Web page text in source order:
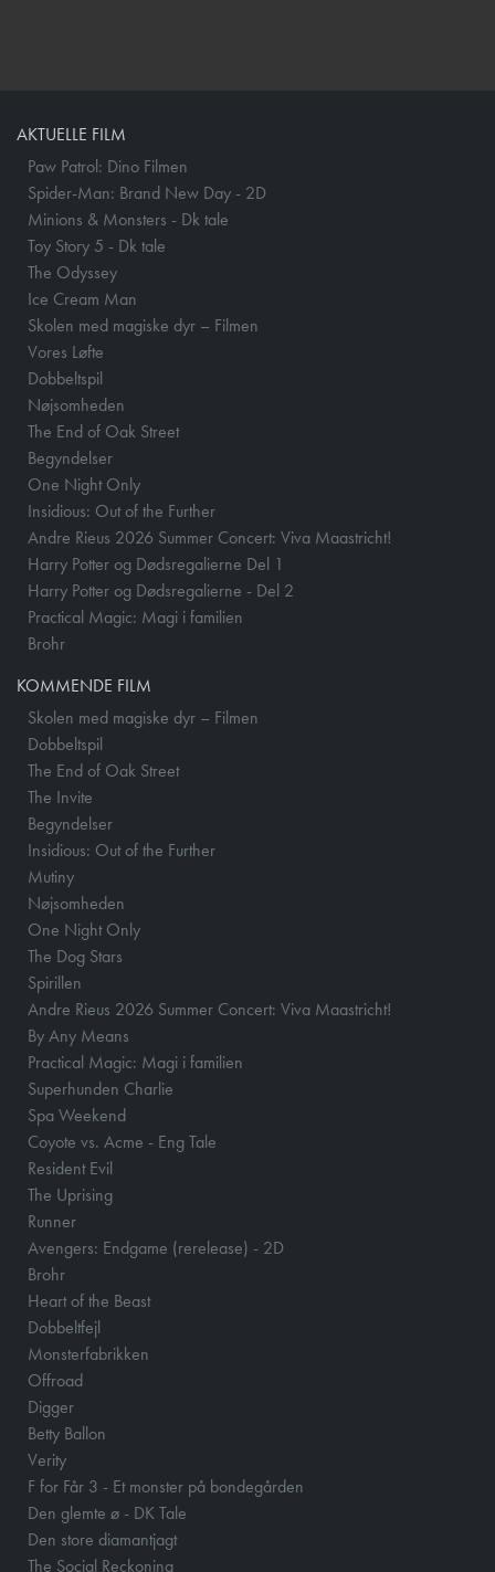
AKTUELLE FILM
Paw Patrol: Dino Filmen
Spider-Man: Brand New Day - 2D
Minions & Monsters - Dk tale
Toy Story 5 - Dk tale
The Odyssey
Ice Cream Man
Skolen med magiske dyr – Filmen
Vores Løfte
Dobbeltspil
Nøjsomheden
The End of Oak Street
Begyndelser
One Night Only
Insidious: Out of the Further
Andre Rieus 2026 Summer Concert: Viva Maastricht!
Harry Potter og Dødsregalierne Del 1
Harry Potter og Dødsregalierne - Del 2
Practical Magic: Magi i familien
Brohr
KOMMENDE FILM
Skolen med magiske dyr – Filmen
Dobbeltspil
The End of Oak Street
The Invite
Begyndelser
Insidious: Out of the Further
Mutiny
Nøjsomheden
One Night Only
The Dog Stars
Spirillen
Andre Rieus 2026 Summer Concert: Viva Maastricht!
By Any Means
Practical Magic: Magi i familien
Superhunden Charlie
Spa Weekend
Coyote vs. Acme - Eng Tale
Resident Evil
The Uprising
Runner
Avengers: Endgame (rerelease) - 2D
Brohr
Heart of the Beast
Dobbeltfejl
Monsterfabrikken
Offroad
Digger
Betty Ballon
Verity
F for Får 3 - Et monster på bondegården
Den glemte ø - DK Tale
Den store diamantjagt
The Social Reckoning